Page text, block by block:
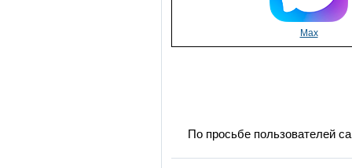
Max
По просьбе пользователей